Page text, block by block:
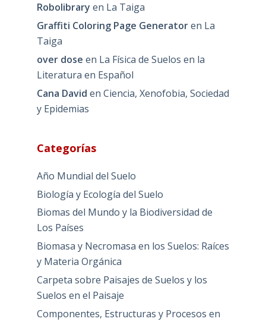
Robolibrary en La Taiga
Graffiti Coloring Page Generatoren La
Taiga
over dose en La Física de Suelos en la
Literatura en Español
Cana David en Ciencia, Xenofobia, Sociedad
y Epidemias
Categorías
Año Mundial del Suelo
Biología y Ecología del Suelo
Biomas del Mundo y la Biodiversidad de
Los Países
Biomasa y Necromasa en los Suelos: Raíces
y Materia Orgánica
Carpeta sobre Paisajes de Suelos y los
Suelos en el Paisaje
Componentes, Estructuras y Procesos en